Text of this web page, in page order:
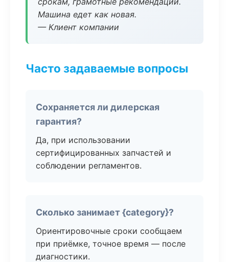
Машина едет как новая.
— Клиент компании
Часто задаваемые вопросы
Сохраняется ли дилерская
гарантия?
Да, при использовании
сертифицированных запчастей и
соблюдении регламентов.
Сколько занимает {category}?
Ориентировочные сроки сообщаем
при приёмке, точное время — после
диагностики.